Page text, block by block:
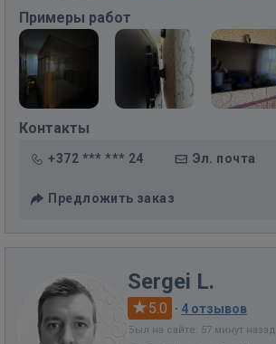
Примеры работ
Контакты
+372 *** *** 24 Эл. почта
Предложить заказ
Sergei L.
5.0 · 4 отзывов
Был на сайте: 57 минут назад